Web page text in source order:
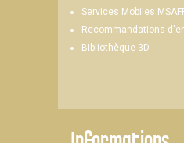
Services Mobiles
Recommandations
Bibliothèque 3D